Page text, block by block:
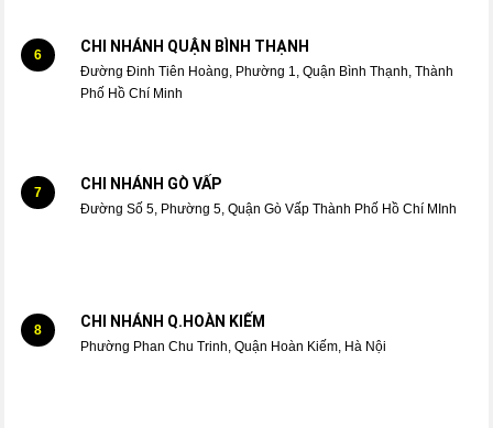
6 CHI NHÁNH QUẬN BÌNH THẠNH
Đường Đinh Tiên Hoàng, Phường 1, Quận Bình Thạnh, Thành
Phố Hồ Chí Minh
7 CHI NHÁNH GÒ VẤP
Đường Số 5, Phường 5, Quận Gò Vấp Thành Phố Hồ Chí MInh
8 CHI NHÁNH Q.HOÀN KIẾM
Phường Phan Chu Trinh, Quận Hoàn Kiếm, Hà Nội